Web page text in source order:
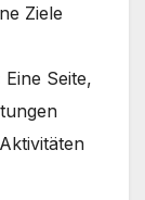
Ziele
Eine Seite,